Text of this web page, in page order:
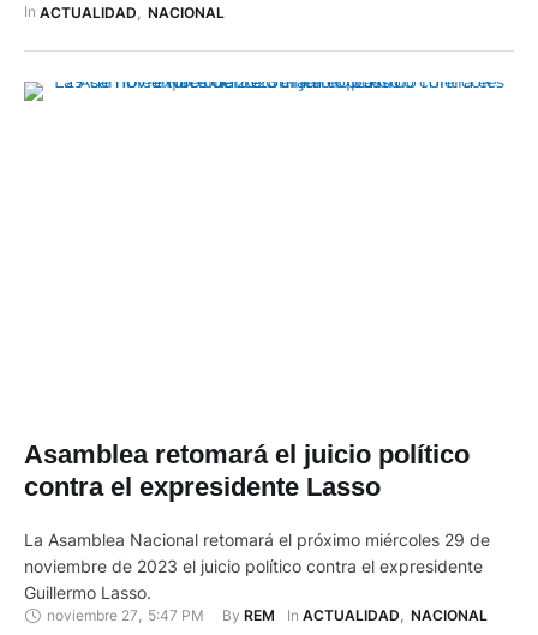
(CENEL), y otros cuatro procesados como sospechosos en el
caso, …
In ACTUALIDAD NACIONAL
Asamblea retomará el juicio político
contra el expresidente Lasso
La Asamblea Nacional retomará el próximo miércoles 29 de
noviembre de 2023 el juicio político contra el expresidente
Guillermo Lasso.
noviembre 27 5:47 PM By REM In ACTUALIDAD, NACIONAL